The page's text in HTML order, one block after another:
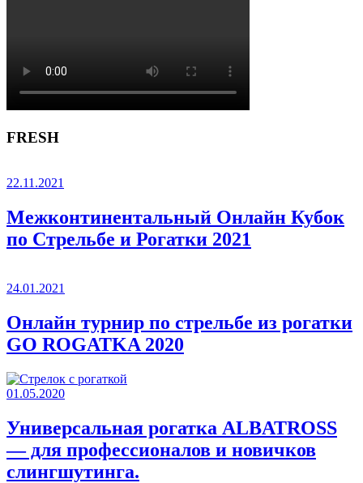
FRESH
22.11.2021
Межконтинентальный Онлайн Кубок
по Стрельбе и Рогатки 2021
24.01.2021
Онлайн турнир по стрельбе из рогатки
GO ROGATKA 2020
01.05.2020
Универсальная рогатка ALBATROSS
— для профессионалов и новичков
слингшутинга.